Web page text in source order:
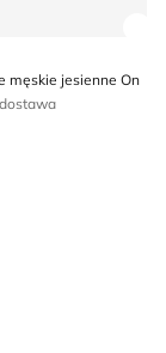
męskie jesienne On